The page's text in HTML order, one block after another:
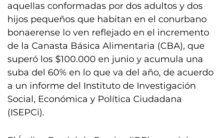
aquellas conformadas por dos adultos y dos
hijos pequeños que habitan en el conurbano
bonaerense lo ven reflejado en el incremento
de la Canasta Básica Alimentaria (CBA), que
superó los $100.000 en junio y acumula una
suba del 60% en lo que va del año, de acuerdo
a un informe del Instituto de Investigación
Social, Económica y Política Ciudadana
(ISEPCi).